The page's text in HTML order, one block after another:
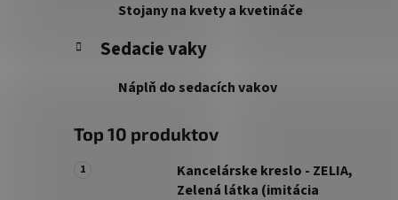
Stojany na kvety a kvetináče
Sedacie vaky
Náplň do sedacích vakov
Top 10 produktov
Kancelárske kreslo - ZELIA,
Zelená látka (imitácia